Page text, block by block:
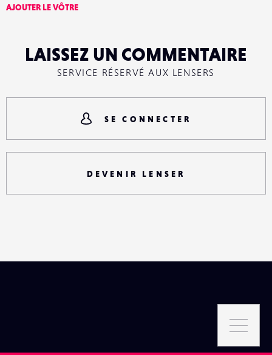
AJOUTER LE VÔTRE
LAISSEZ UN COMMENTAIRE
SERVICE RÉSERVÉ AUX LENSERS
SE CONNECTER
DEVENIR LENSER